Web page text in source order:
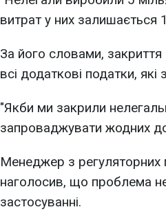
витрат у них залишається
За його словами,
всі додаткові податки,
"Якби ми закрили
запроваджувати жодних
Менеджер з регуляторних
наголосив, що проблема
застосуванні.